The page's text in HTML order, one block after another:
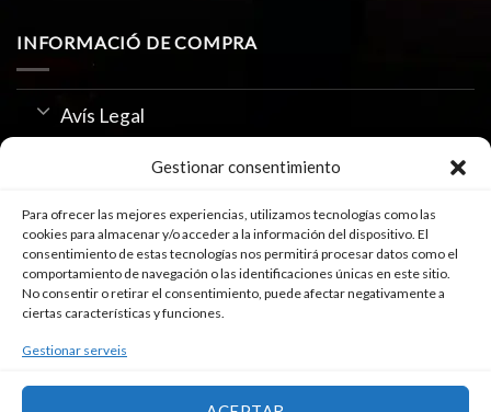
Gestionar consentimiento
Para ofrecer las mejores experiencias, utilizamos tecnologías como las
cookies para almacenar y/o acceder a la información del dispositivo. El
consentimiento de estas tecnologías nos permitirá procesar datos como el
comportamiento de navegación o las identificaciones únicas en este sitio.
No consentir o retirar el consentimiento, puede afectar negativamente a
ciertas características y funciones.
Gestionar serveis
INFORMACIÓ DE COMPRA
Avís Legal
Política de Privacitat
Us de Cookies
SEGUEIX-NOS A